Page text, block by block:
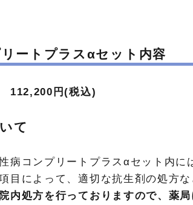
ートプラスαセット内容
112,200円(税込)
て
病コンプリートプラスαセット内
目によって、適切な抗生剤の処方な
内処方を行っておりますので、薬